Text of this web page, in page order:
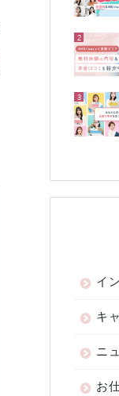
2
3
イ
キ
ニ
お